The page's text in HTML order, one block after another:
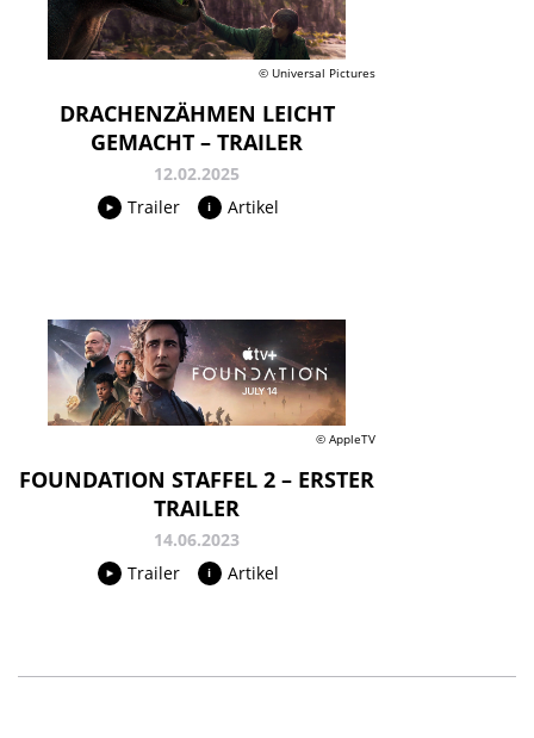
© Universal Pictures
DRACHENZÄHMEN LEICHT
GEMACHT – TRAILER
12.02.2025
Trailer
Artikel
© AppleTV
FOUNDATION STAFFEL 2 – ERSTER
TRAILER
14.06.2023
Trailer
Artikel